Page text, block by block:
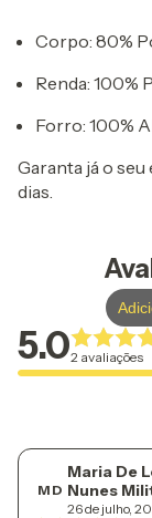
Corpo: 80%
Renda: 100%
Forro: 100%
Garanta já o
dias.
5.02 avaliações
M D
Maria De
Nunes
26 de julho,